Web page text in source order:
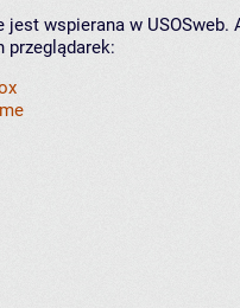
jest wspierana w
przeglądarek: